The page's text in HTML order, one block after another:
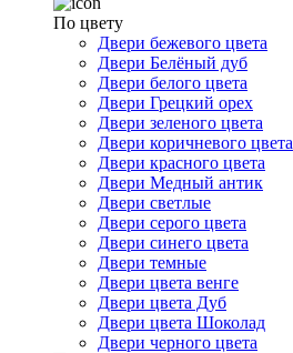
По цвету
Двери бежевого цвета
Двери Белёный дуб
Двери белого цвета
Двери Грецкий орех
Двери зеленого цвета
Двери коричневого цвета
Двери красного цвета
Двери Медный антик
Двери светлые
Двери серого цвета
Двери синего цвета
Двери темные
Двери цвета венге
Двери цвета Дуб
Двери цвета Шоколад
Двери черного цвета